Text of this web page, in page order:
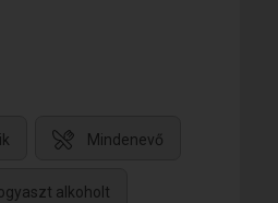
Mindenevő
alkoholt